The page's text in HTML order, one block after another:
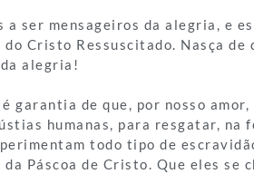
a ser mensageiros da alegria, e
Cristo Ressuscitado. Nasça de
alegria!
garantia de que, por nosso
humanas, para resgatar, na
todo tipo de
Páscoa de Cristo. Que eles se